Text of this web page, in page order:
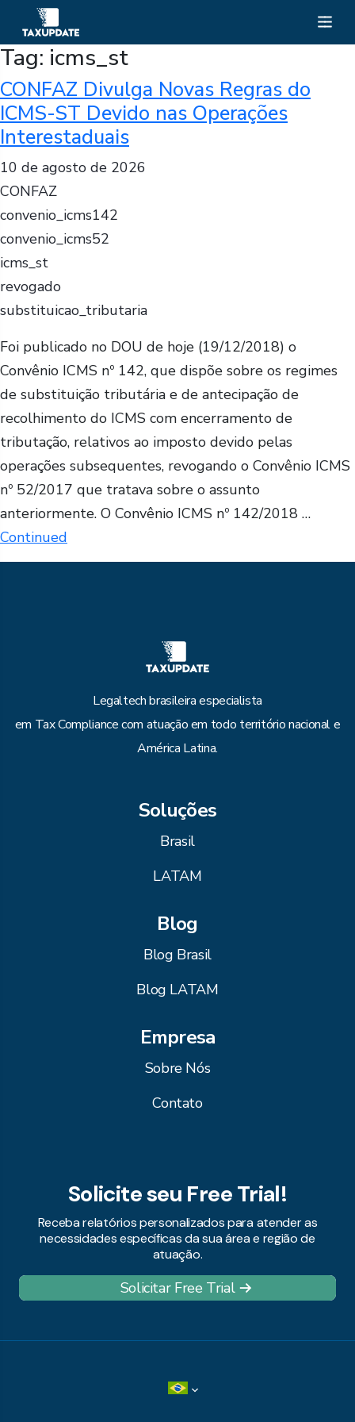
Tag: icms_st
CONFAZ Divulga Novas Regras do
ICMS-ST Devido nas Operações
Interestaduais
10 de agosto de 2026
CONFAZ
convenio_icms142
convenio_icms52
icms_st
revogado
substituicao_tributaria
Foi publicado no DOU de hoje (19/12/2018) o
Convênio ICMS nº 142, que dispõe sobre os regimes
de substituição tributária e de antecipação de
recolhimento do ICMS com encerramento de
tributação, relativos ao imposto devido pelas
operações subsequentes, revogando o Convênio ICMS
nº 52/2017 que tratava sobre o assunto
anteriormente. O Convênio ICMS nº 142/2018 …
Continued
Legaltech brasileira especialista
em Tax Compliance com atuação em todo território nacional e
América Latina.
Soluções
Brasil
LATAM
Blog
Blog Brasil
Blog LATAM
Empresa
Sobre Nós
Contato
Solicite seu Free Trial!
Receba relatórios personalizados para atender as
necessidades específicas da sua área e região de
atuação.
Solicitar Free Trial